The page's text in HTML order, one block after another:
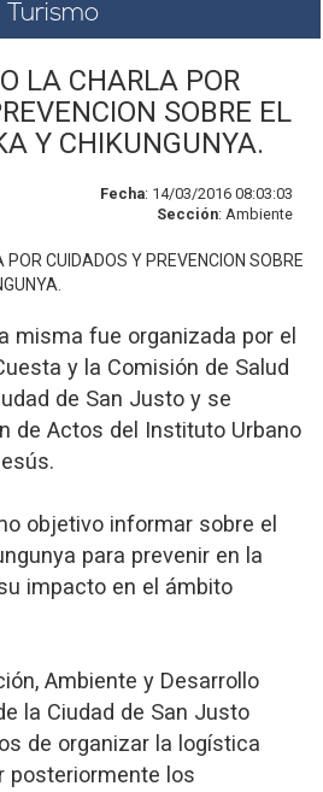
Turismo
LA CHARLA POR
SOBRE EL
Y CHIKUNGUNYA.
Fecha: 14/03/2016 08:03:03
Sección: Ambiente
misma fue organizada por el
y la Comisión de Salud
de San Justo y se
de Actos del Instituto Urbano
objetivo informar sobre el
para prevenir en la
impacto en el ámbito
Ambiente y Desarrollo
la Ciudad de San Justo
de organizar la logística
posteriormente los